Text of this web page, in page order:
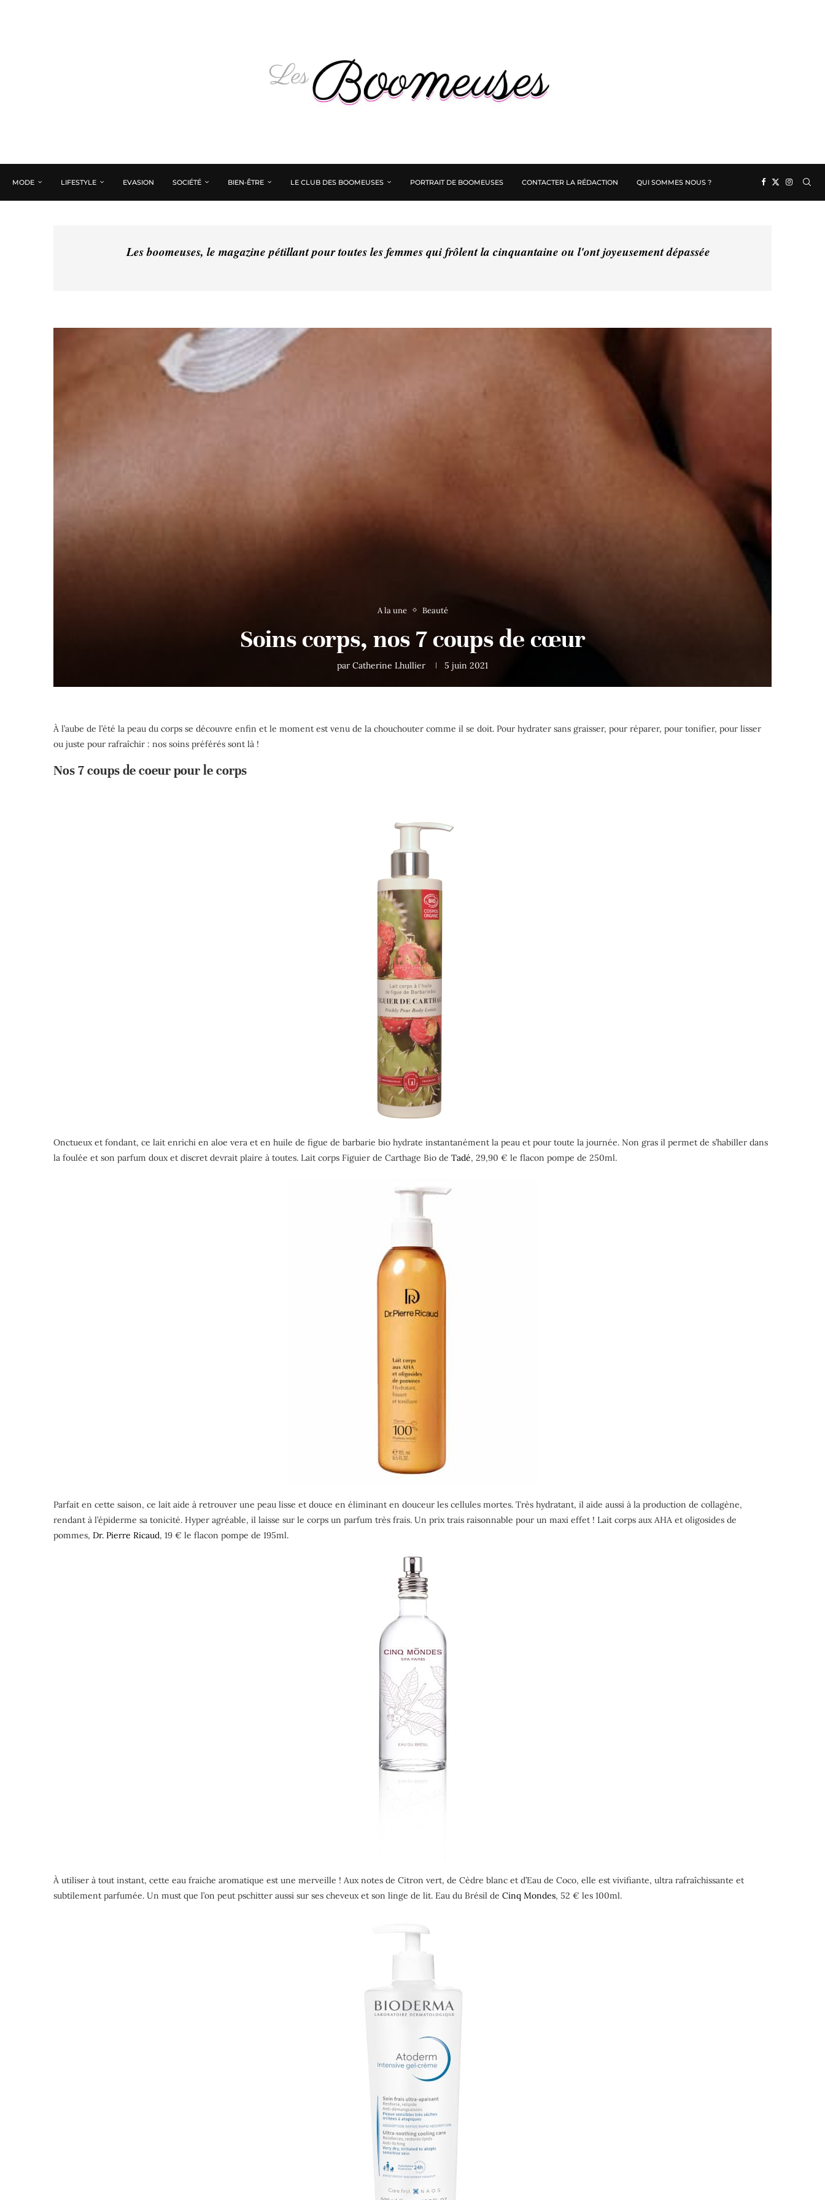
MODE LIFESTYLE EVASION SOCIÉTÉ BIEN-ÊTRE LE CLUB DES BOOMEUSES PORTRAIT DE BOOMEUSES CONTACTER LA RÉDACTION QUI SOMMES NOUS ?
Les boomeuses, le magazine pétillant pour toutes les femmes qui frôlent la cinquantaine ou l'ont joyeusement dépassée
A la une Beauté
Soins corps, nos 7 coups de cœur
par Catherine Lhullier 5 juin 2021
À l’aube de l’été la peau du corps se découvre enfin et le moment est venu de la chouchouter comme il se doit. Pour hydrater sans graisser, pour réparer, pour tonifier, pour lisser
ou juste pour rafraîchir : nos soins préférés sont là !
Nos 7 coups de coeur pour le corps
Onctueux et fondant, ce lait enrichi en aloe vera et en huile de figue de barbarie bio hydrate instantanément la peau et pour toute la journée. Non gras il permet de s’habiller dans
la foulée et son parfum doux et discret devrait plaire à toutes. Lait corps Figuier de Carthage Bio de Tadé, 29,90 € le flacon pompe de 250ml.
Parfait en cette saison, ce lait aide à retrouver une peau lisse et douce en éliminant en douceur les cellules mortes. Très hydratant, il aide aussi à la production de collagène,
rendant à l’épiderme sa tonicité. Hyper agréable, il laisse sur le corps un parfum très frais. Un prix trais raisonnable pour un maxi effet ! Lait corps aux AHA et oligosides de
pommes, Dr. Pierre Ricaud, 19 € le flacon pompe de 195ml.
À utiliser à tout instant, cette eau fraiche aromatique est une merveille ! Aux notes de Citron vert, de Cèdre blanc et d’Eau de Coco, elle est vivifiante, ultra rafraîchissante et
subtilement parfumée. Un must que l’on peut pschitter aussi sur ses cheveux et son linge de lit. Eau du Brésil de Cinq Mondes, 52 € les 100ml.